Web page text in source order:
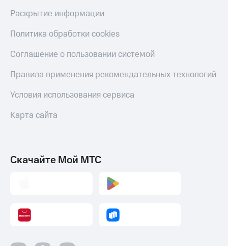
Раскрытие информации
Политика обработки cookies
Соглашение о пользовании системой
Правила применения рекомендательных технологий
Условия использования сервиса
Карта сайта
Скачайте Мой МТС